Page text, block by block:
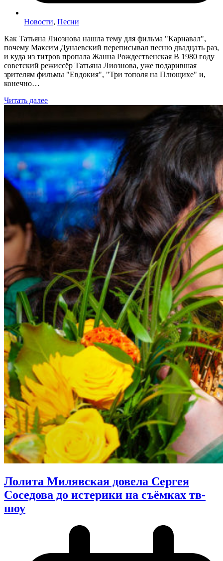
Новости, Песни
Как Татьяна Лиознова нашла тему для фильма "Карнавал",
почему Максим Дунаевский переписывал песню двадцать раз,
и куда из титров пропала Жанна Рождественская В 1980 году
советский режиссёр Татьяна Лиознова, уже подарившая
зрителям фильмы "Евдокия", "Три тополя на Плющихе" и,
конечно…
Читать далее
Лолита Милявская довела Сергея
Соседова до истерики на съёмках тв-
шоу